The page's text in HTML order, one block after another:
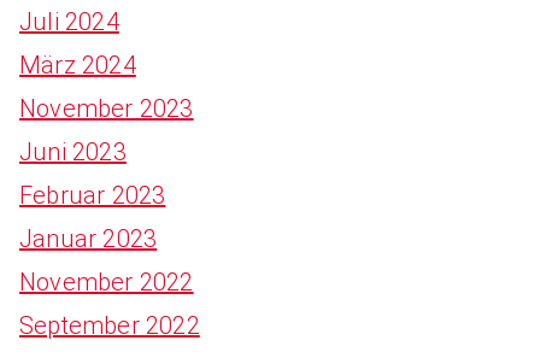
Juli 2024
März 2024
November 2023
Juni 2023
Februar 2023
Januar 2023
November 2022
September 2022